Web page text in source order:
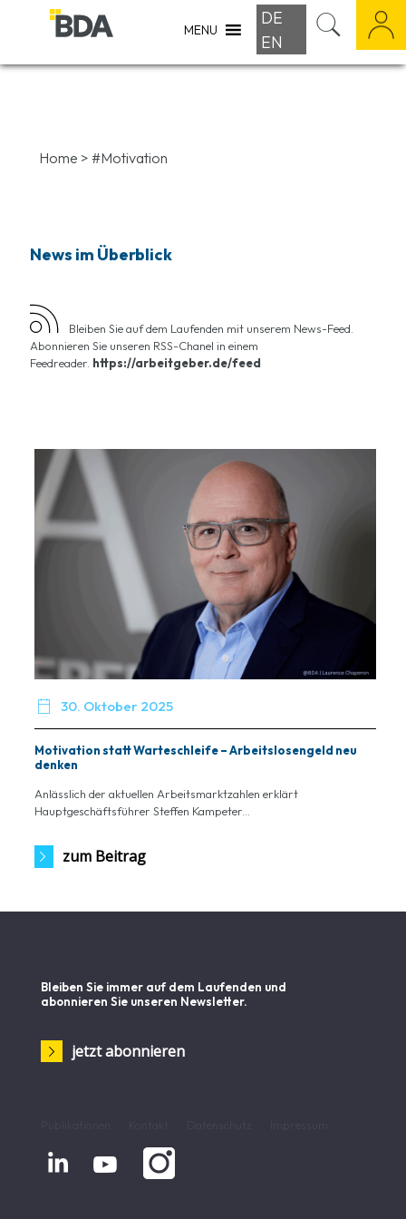
MENU
DE
EN
Home > #Motivation
News im Überblick
Bleiben Sie auf dem Laufenden mit unserem News-Feed.
Abonnieren Sie unseren RSS-Chanel in einem
Feedreader. https://arbeitgeber.de/feed
 30. Oktober 2025
Motivation statt Warteschleife – Arbeitslosengeld neu
denken
Anlässlich der aktuellen Arbeitsmarktzahlen erklärt
Hauptgeschäftsführer Steffen Kampeter...
zum Beitrag
Bleiben Sie immer auf dem Laufenden und
abonnieren Sie unseren Newsletter.
jetzt abonnieren
 